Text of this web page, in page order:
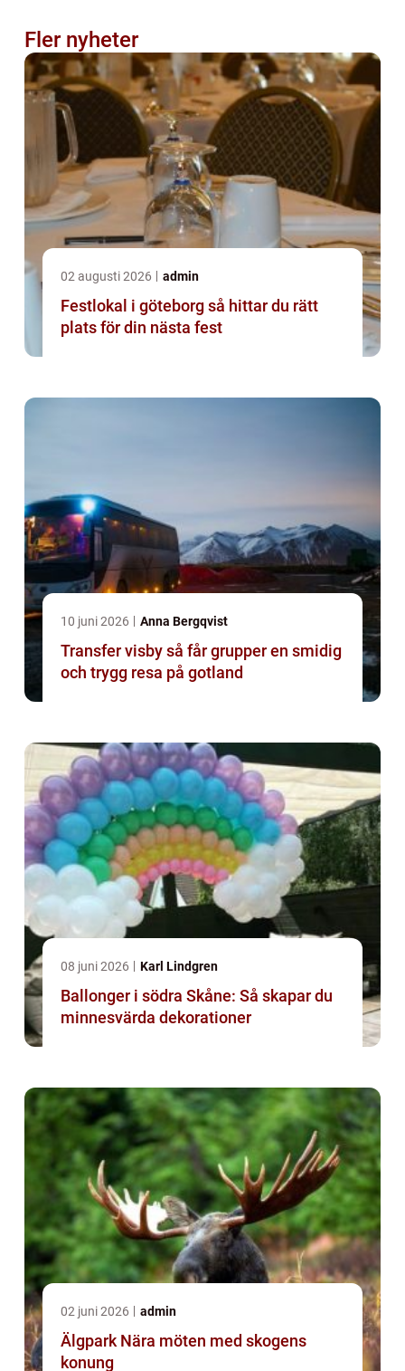
Fler nyheter
02 augusti 2026 admin
Festlokal i göteborg så hittar du rätt
plats för din nästa fest
10 juni 2026 Anna Bergqvist
Transfer visby så får grupper en smidig
och trygg resa på gotland
08 juni 2026 Karl Lindgren
Ballonger i södra Skåne: Så skapar du
minnesvärda dekorationer
02 juni 2026 admin
Älgpark Nära möten med skogens
konung